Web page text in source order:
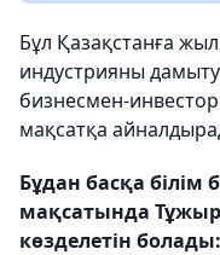
Бұл Қазақстанға
индустрияны
бизнесмен-
мақсатқа
Бұдан басқа
мақсатында
көзделетін болады: